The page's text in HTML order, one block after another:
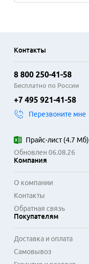
Контакты
8 800 250-41-58
Бесплатно по России
+7 495 921-41-58
Перезвоните мне
Прайс-лист(4.7 Мб)
Обновлен 06.08.26
Компания
О компании
Контакты
Обратная связь
Покупателям
Доставка и оплата
Самовывоз